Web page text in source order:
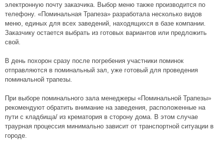
электронную почту заказчика. Выбор меню также производится по
телефону. «Поминальная Трапеза» разработала несколько видов
меню, единых для всех заведений, находящихся в базе компании.
Заказчику остается выбрать из готовых вариантов или предложить
свой.
В день похорон сразу после погребения участники поминок
отправляются в поминальный зал, уже готовый для проведения
поминальной трапезы.
При выборе поминального зала менеджеры «Поминальной Трапезы»
рекомендуют обратить внимание на заведения, расположенные на
пути с кладбища/ из крематория в сторону дома. В этом случае
траурная процессия минимально зависит от транспортной ситуации в
городе.